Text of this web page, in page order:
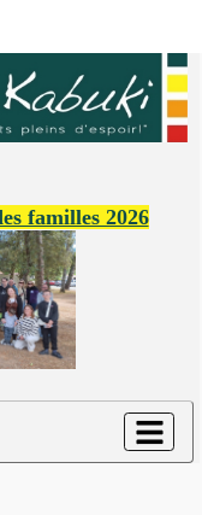
familles 2026